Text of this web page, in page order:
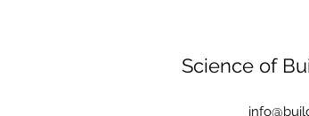
Science of